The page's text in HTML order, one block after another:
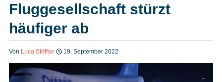
Digitale Ausgabe
Fluggesellschaft stürzt
häufiger ab
Von Luca Steffan 19. September 2022